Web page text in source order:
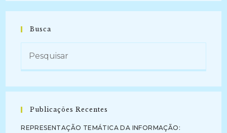
Busca
Publicações Recentes
REPRESENTAÇÃO TEMÁTICA DA INFORMAÇÃO: